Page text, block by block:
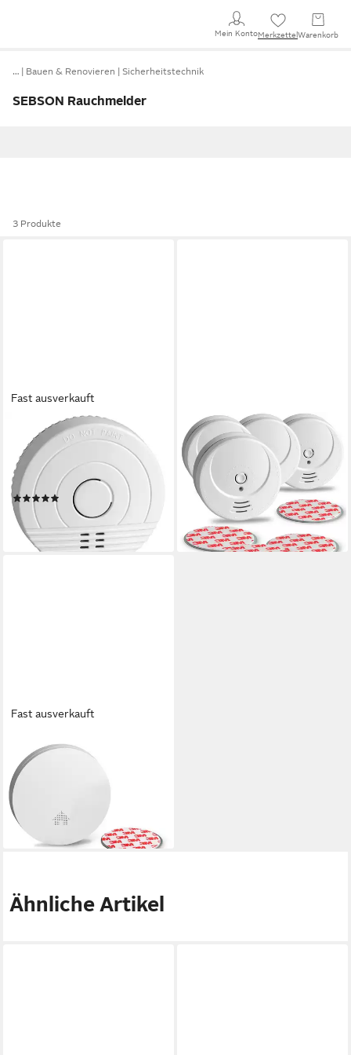
Mein KontoMerkzettel Warenkorb
… Bauen & Renovieren Sicherheitstechnik
SEBSON Rauchmelder
3 Produkte
Fast ausverkauft
SEBSON
Rauchwarnmelder 5 Jahres
Batterie, DIN EN 14604 -
Rauchmelder Rauchmelder
(1)
10,99 €
lieferbar - in 3-4 Werktagen bei dir
SEBSON
4x 10 Jahres
Rauchwarnmelder inkl.
Magnethalterung, DIN EN
14604 Rauchmelder
ab 74,99 €
lieferbar - in 3-4 Werktagen bei dir
Fast ausverkauft
SEBSON
Rauchmelder mit 10 Jahres
Batterie, Magnethalterung,
ab 29,99 €
lieferbar - in 3-4 Werktagen bei dir
Ähnliche Artikel